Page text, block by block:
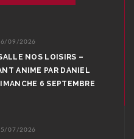
09/2026
NOS LOISIRS –
ANIME PAR DANIEL
6 SEPTEMBRE
07/2026